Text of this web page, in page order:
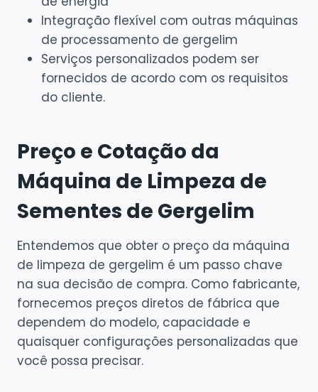
Integração flexível com outras máquinas
de processamento de gergelim
Serviços personalizados podem ser
fornecidos de acordo com os requisitos
do cliente.
Preço e Cotação da
Máquina de Limpeza de
Sementes de Gergelim
Entendemos que obter o preço da máquina
de limpeza de gergelim é um passo chave
na sua decisão de compra. Como fabricante,
fornecemos preços diretos de fábrica que
dependem do modelo, capacidade e
quaisquer configurações personalizadas que
você possa precisar.